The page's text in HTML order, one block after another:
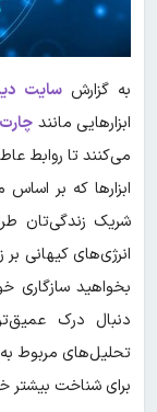
به گزارش سایت
ابزارهایی مانند
می‌کنند تا روابط
ابزارها که بر
شریک زندگی‌تان
انرژی‌های کیهانی
بخواهید سازگاری
دنبال درک
تحلیل‌های مربوط
برای شناخت بیشتر